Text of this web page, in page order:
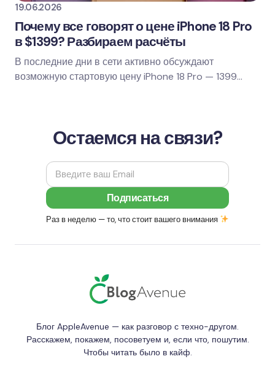
19.06.2026
Почему все говорят о цене iPhone 18 Pro
в $1399? Разбираем расчёты
В последние дни в сети активно обсуждают
возможную стартовую цену iPhone 18 Pro — 1399
Остаемся на связи?
Раз в неделю — то, что стоит вашего внимания
Блог AppleAvenue — как разговор с техно-другом.
Расскажем, покажем, посоветуем и, если что, пошутим.
Чтобы читать было в кайф.